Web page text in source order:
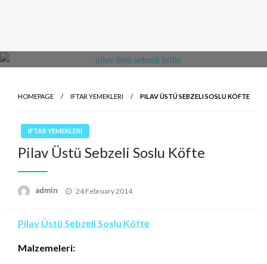
HOMEPAGE IFTAR YEMEKLERI PILAV ÜSTÜ SEBZELI SOSLU KÖFTE
IFTAR YEMEKLERI
Pilav Üstü Sebzeli Soslu Köfte
admin
Posted
24 February 2014
Pilav Üstü Sеbzеli Soslu Köftе
Malzemeleri: